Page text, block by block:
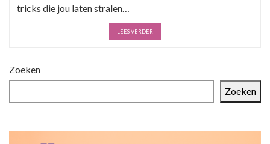
tricks die jou laten stralen…
LEES VERDER
Zoeken
Zoeken